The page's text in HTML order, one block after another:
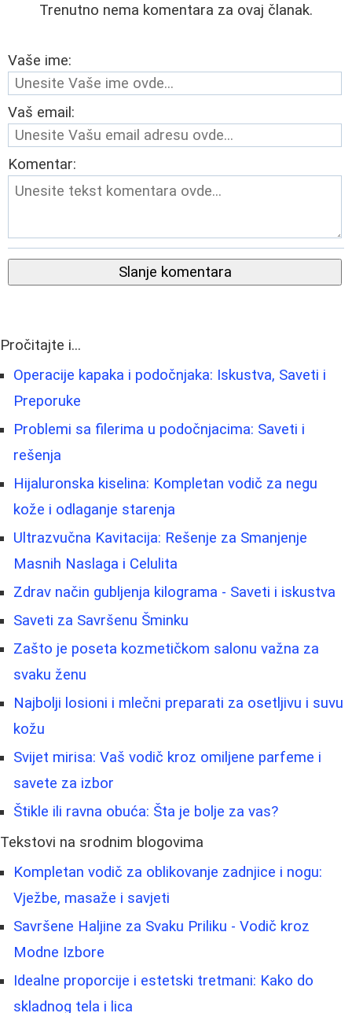
Trenutno nema komentara za ovaj članak.
Vaše ime:
Vaš email:
Komentar:
Slanje komentara
Pročitajte i...
Operacije kapaka i podočnjaka: Iskustva, Saveti i
Preporuke
Problemi sa filerima u podočnjacima: Saveti i
rešenja
Hijaluronska kiselina: Kompletan vodič za negu
kože i odlaganje starenja
Ultrazvučna Kavitacija: Rešenje za Smanjenje
Masnih Naslaga i Celulita
Zdrav način gubljenja kilograma - Saveti i iskustva
Saveti za Savršenu Šminku
Zašto je poseta kozmetičkom salonu važna za
svaku ženu
Najbolji losioni i mlečni preparati za osetljivu i suvu
kožu
Svijet mirisa: Vaš vodič kroz omiljene parfeme i
savete za izbor
Štikle ili ravna obuća: Šta je bolje za vas?
Tekstovi na srodnim blogovima
Kompletan vodič za oblikovanje zadnjice i nogu:
Vježbe, masaže i savjeti
Savršene Haljine za Svaku Priliku - Vodič kroz
Modne Izbore
Idealne proporcije i estetski tretmani: Kako do
skladnog tela i lica